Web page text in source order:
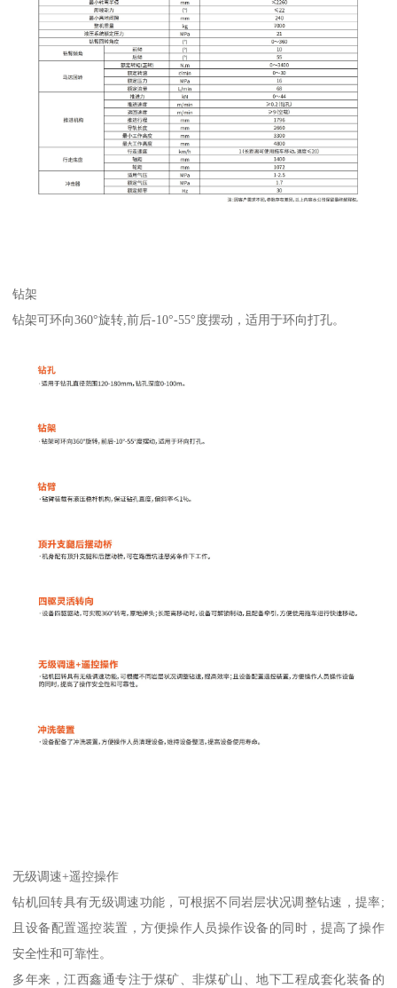
钻架
钻架可环向360°旋转,前后-10°-55°度摆动，适用于环向打孔。
无级调速+遥控操作
钻机回转具有无级调速功能，可根据不同岩层状况调整钻速，提率;
且设备配置遥控装置，方便操作人员操作设备的同时，提高了操作
安全性和可靠性。
多年来，江西鑫通专注于煤矿、非煤矿山、地下工程成套化装备的